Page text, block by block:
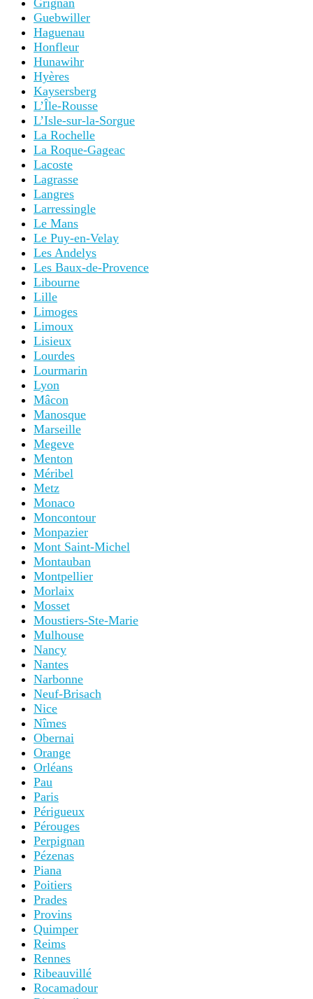
Guebwiller
Haguenau
Honfleur
Hunawihr
Hyères
Kaysersberg
L’Île-Rousse
L’Isle-sur-la-Sorgue
La Rochelle
La Roque-Gageac
Lacoste
Lagrasse
Langres
Larressingle
Le Mans
Le Puy-en-Velay
Les Andelys
Les Baux-de-Provence
Libourne
Lille
Limoges
Limoux
Lisieux
Lourdes
Lourmarin
Lyon
Mâcon
Manosque
Marseille
Megeve
Menton
Méribel
Metz
Monaco
Moncontour
Monpazier
Mont Saint-Michel
Montauban
Montpellier
Morlaix
Mosset
Moustiers-Ste-Marie
Mulhouse
Nancy
Nantes
Narbonne
Neuf-Brisach
Nice
Nîmes
Obernai
Orange
Orléans
Pau
Paris
Périgueux
Pérouges
Perpignan
Pézenas
Piana
Poitiers
Prades
Provins
Quimper
Reims
Rennes
Ribeauvillé
Rocamadour